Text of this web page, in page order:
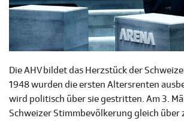
Die AHV bildet das Herzstück der
1948 wurden die ersten Altersrenten
wird politisch über sie gestritten. Am 3.
Schweizer Stimmbevölkerung gleich über